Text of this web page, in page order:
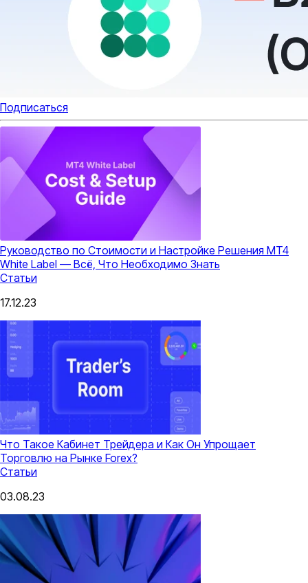
Подписаться
Руководство по Стоимости и Настройке Решения MT4
White Label — Всё, Что Необходимо Знать
Статьи
17.12.23
Что Такое Кабинет Трейдера и Как Он Упрощает
Торговлю на Рынке Forex?
Статьи
03.08.23